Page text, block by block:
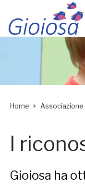
Home Associazione
I
Gioiosa ha